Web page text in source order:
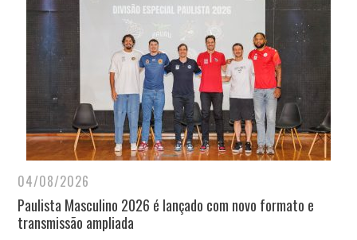
04/08/2026
Paulista Masculino 2026 é lançado com novo formato e
transmissão ampliada